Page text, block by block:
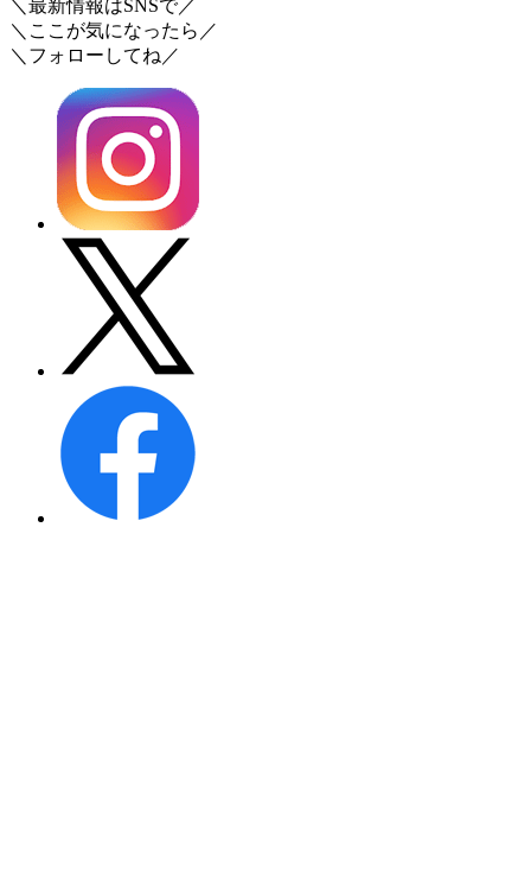
＼最新情報はSNSで／
＼ここが気になったら／
＼フォローしてね／